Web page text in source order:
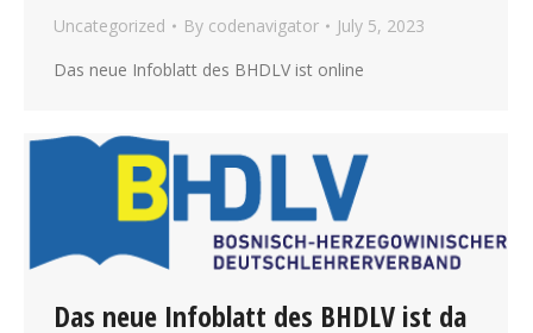
Uncategorized By codenavigator
July 5, 2023
Das neue Infoblatt des BHDLV ist online
Das neue Infoblatt des BHDLV ist da